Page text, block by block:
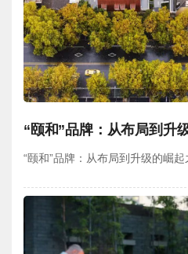
“颐和”品牌：从布局到升
“颐和”品牌：从布局到升级的崛起